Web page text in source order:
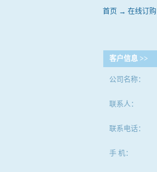
首页 → 在线订购
客户信息 >>
公司名称：
联系人：
联系电话：
手 机：